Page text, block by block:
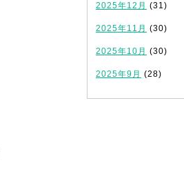
2025年12月 (31)
2025年11月 (30)
2025年10月 (30)
2025年9月 (28)